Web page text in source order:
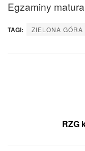
Egzaminy
TAGI: ZIELONA GÓRA
RZG